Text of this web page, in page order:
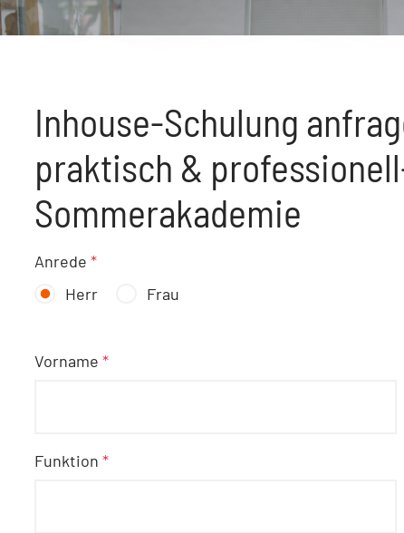
Inhouse-Schulung
praktisch &
Sommerakademie
Anrede*
Herr
Frau
Vorname*
Funktion*